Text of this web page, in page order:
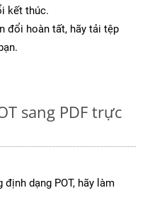
kết thúc.
đổi hoàn tất, hãy tải tệp
sang PDF trực
dạng POT, hãy làm